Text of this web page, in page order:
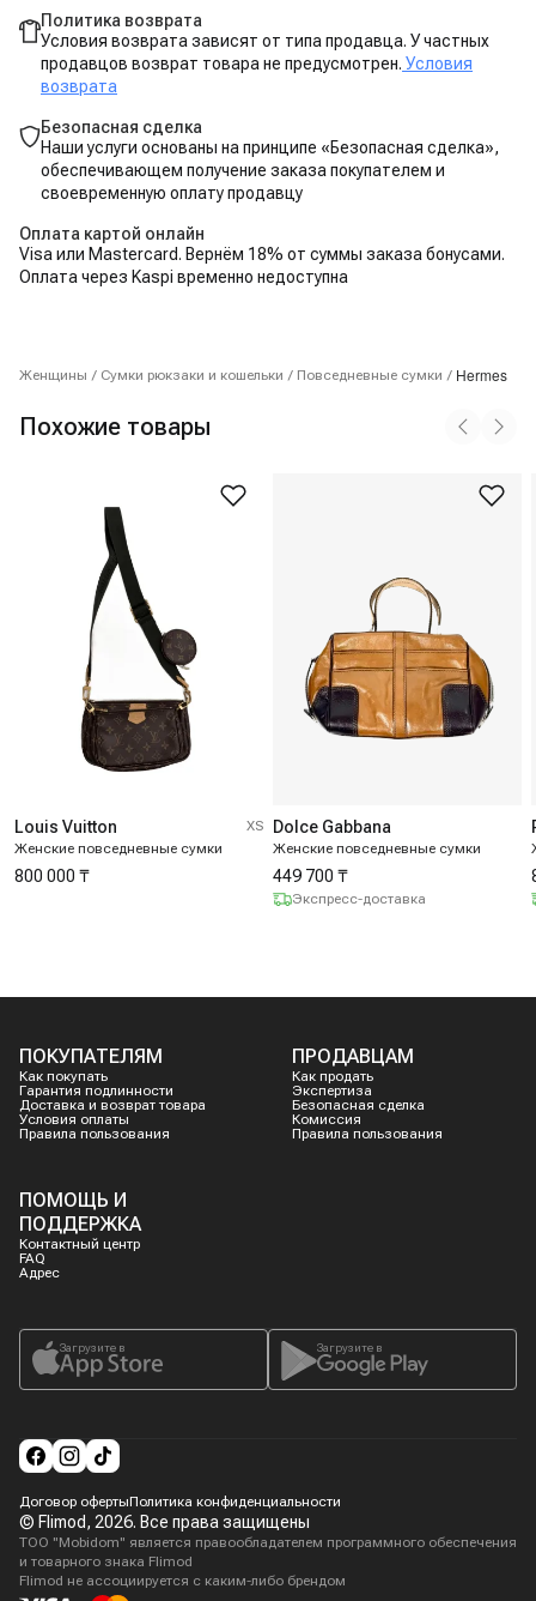
Политика возврата
Условия возврата зависят от типа продавца. У частных
продавцов возврат товара не предусмотрен. Условия
возврата
Безопасная сделка
Наши услуги основаны на принципе «Безопасная сделка»,
обеспечивающем получение заказа покупателем и
своевременную оплату продавцу
Оплата картой онлайн
Visa или Mastercard. Вернём 18% от суммы заказа бонусами.
Оплата через Kaspi временно недоступна
Женщины / Сумки рюкзаки и кошельки / Повседневные сумки / Hermes
Похожие товары
Louis Vuitton
Женские повседневные сумки
XS
800 000 ₸
Dolce Gabbana
Женские повседневные сумки
449 700 ₸
Экспресс-доставка
ПОКУПАТЕЛЯМ
Как покупать
Гарантия подлинности
Доставка и возврат товара
Условия оплаты
Правила пользования
ПРОДАВЦАМ
Как продать
Экспертиза
Безопасная сделка
Комиссия
Правила пользования
ПОМОЩЬ И
ПОДДЕРЖКА
Контактный центр
FAQ
Адрес
Загрузите в Загрузите в
Договор офертыПолитика конфиденциальности
© Flimod, 2026. Все права защищены
ТОО "Mobidom" является правообладателем программного обеспечения
и товарного знака Flimod
Flimod не ассоциируется с каким-либо брендом